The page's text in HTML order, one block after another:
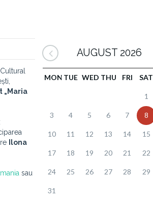
„Maria
Ilona
sau
AUGUST 2026
MON TUE WED THU FRI SAT
1
3 4 5 6 7 8
10 11 12 13 14 15
17 18 19 20 21 22
24 25 26 27 28 29
31